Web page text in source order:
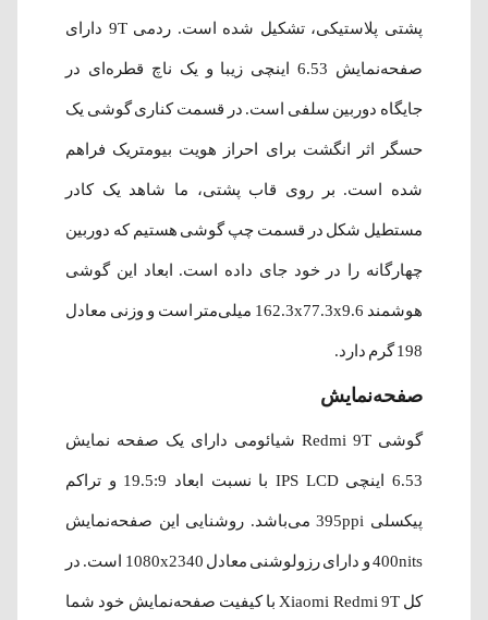
پشتی پلاستیکی، تشکیل شده است. ردمی 9T دارای
صفحه‌نمایش 6.53 اینچی زیبا و یک ناچ قطره‌ای در
جایگاه دوربین سلفی است. در قسمت کناری گوشی یک
حسگر اثر انگشت برای احراز هویت بیومتریک فراهم
شده‌ است. بر روی قاب پشتی، ما شاهد یک کادر
مستطیل شکل در قسمت چپ گوشی هستیم که دوربین
چهارگانه را در خود جای داده است. ابعاد این گوشی
هوشمند 162.3x77.3x9.6 میلی‌متر است و وزنی معادل
198 گرم دارد.
صفحه‌نمایش
گوشی Redmi 9T شیائومی دارای یک صفحه نمایش
6.53 اینچی IPS LCD با نسبت ابعاد 19.5:9 و تراکم
پیکسلی 395ppi می‌باشد. روشنایی این صفحه‌نمایش
400nits و دارای رزولوشنی معادل 1080x2340 است. در
کل Xiaomi Redmi 9T با کیفیت صفحه‌نمایش خود شما